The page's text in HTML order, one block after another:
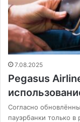
7.08.2025
Pegasus
Согласно
пауэрбанки только